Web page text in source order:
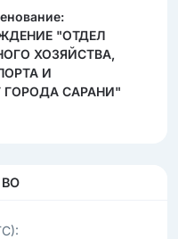
"ОТДЕЛ
ХОЗЯЙСТВА,
И
САРАНИ"